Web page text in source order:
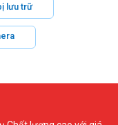
lưu trữ